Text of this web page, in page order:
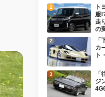
ト
服
走
の
カ
ト
ジ